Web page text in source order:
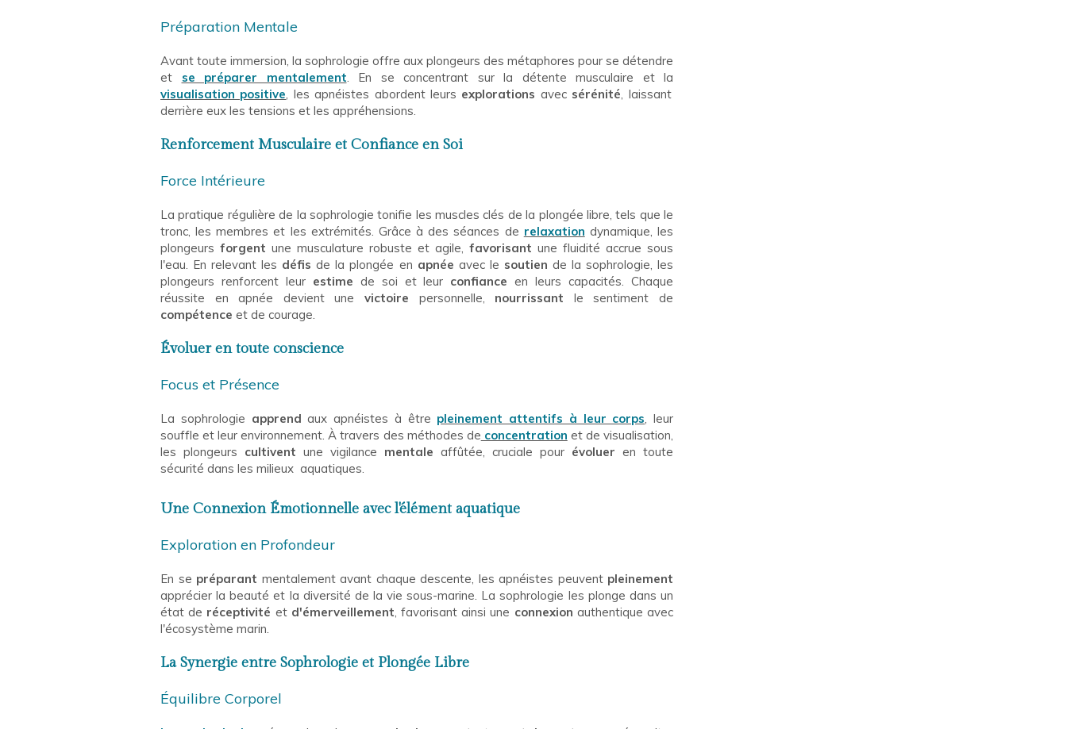
Préparation Mentale
Avant toute immersion, la sophrologie offre aux plongeurs des métaphores pour se détendre
et se préparer mentalement . En se concentrant sur la détente musculaire et la
visualisation positive , les apnéistes abordent leurs explorations avec sérénité , laissant
derrière eux les tensions et les appréhensions.
Renforcement Musculaire et Confiance en Soi
Force Intérieure
La pratique régulière de la sophrologie tonifie les muscles clés de la plongée libre, tels que le
tronc, les membres et les extrémités. Grâce à des séances de relaxation dynamique, les
plongeurs forgent une musculature robuste et agile, favorisant une fluidité accrue sous
l'eau. En relevant les défis de la plongée en apnée avec le soutien de la sophrologie, les
plongeurs renforcent leur estime de soi et leur confiance en leurs capacités. Chaque
réussite en apnée devient une victoire personnelle, nourrissant le sentiment de
compétence et de courage.
Évoluer en toute conscience
Focus et Présence
La sophrologie apprend aux apnéistes à être pleinement attentifs à leur corps , leur
souffle et leur environnement. À travers des méthodes de concentration et de visualisation,
les plongeurs cultivent une vigilance mentale affûtée, cruciale pour évoluer en toute
sécurité dans les milieux aquatiques.
Une Connexion Émotionnelle avec l'élément aquatique
Exploration en Profondeur
En se préparant mentalement avant chaque descente, les apnéistes peuvent pleinement
apprécier la beauté et la diversité de la vie sous-marine. La sophrologie les plonge dans un
état de réceptivité et d'émerveillement , favorisant ainsi une connexion authentique avec
l'écosystème marin.
La Synergie entre Sophrologie et Plongée Libre
Équilibre Corporel